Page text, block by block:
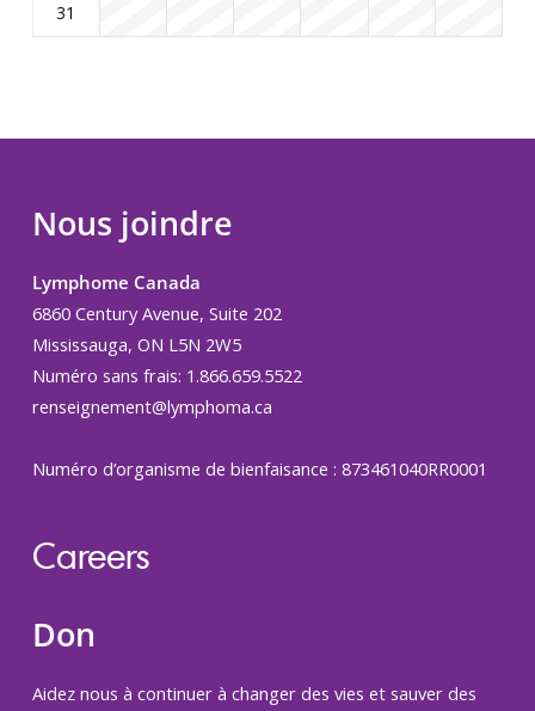
31
Nous joindre
Lymphome Canada
6860 Century Avenue, Suite 202
Mississauga, ON L5N 2W5
Numéro sans frais: 1.866.659.5522
renseignement@lymphoma.ca
Numéro d’organisme de bienfaisance : 873461040RR0001
Careers
Don
Aidez nous à continuer à changer des vies et sauver des